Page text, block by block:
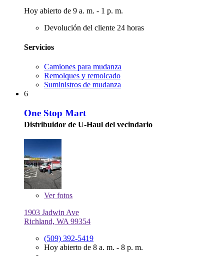
Hoy abierto de 9 a. m. - 1 p. m.
Devolución del cliente 24 horas
Servicios
Camiones para mudanza
Remolques y remolcado
Suministros de mudanza
6
One Stop Mart
Distribuidor de U-Haul del vecindario
Verfotos
1903 Jadwin Ave
Richland, WA 99354
(509) 392-5419
Hoy abierto de 8 a. m. - 8 p. m.